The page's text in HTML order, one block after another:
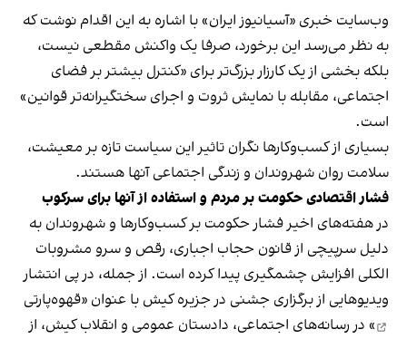
وب‌سایت خبری «آسیانیوز ایران» با اشاره به این اقدام نوشت که
به نظر می‌رسد این برخورد، صرفا یک واکنش مقطعی نیست،
بلکه بخشی از یک کارزار بزرگ‌تر برای «کنترل بیشتر بر فضای
اجتماعی، مقابله با نمایش ثروت و اجرای سختگیرانه‌تر قوانین»
است.
بسیاری از کسب‌وکارها نگران تاثیر این سیاست‌ تازه بر معیشت،
سلامت روان شهروندان و زندگی اجتماعی آنها هستند.
فشار اقتصادی حکومت بر مردم و استفاده از آنها برای سرکوب
در هفته‌های اخیر فشار حکومت بر کسب‌وکارها و شهروندان به
دلیل سرپیچی از قانون حجاب اجباری، رقص و سرو مشروبات
الکلی افزایش چشمگیری پیدا کرده است. از جمله، در پی انتشار
ویدیوهایی از برگزاری جشنی در جزیره کیش با عنوان «قهوه‌پارتی
» در رسانه‌های اجتماعی، دادستان عمومی و انقلاب کیش، از